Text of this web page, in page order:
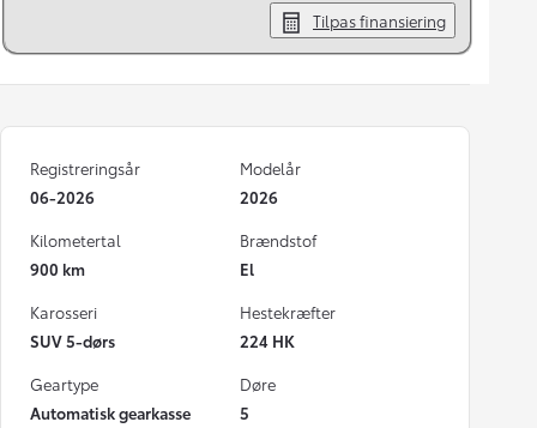
Tilpas finansiering
Registreringsår
06-2026
Modelår
2026
Kilometertal
900 km
Brændstof
El
Karosseri
SUV 5-dørs
Hestekræfter
224 HK
Geartype
Automatisk gearkasse
Døre
5